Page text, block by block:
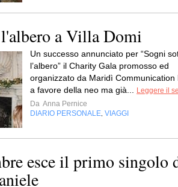
a Villa Domi
Un successo annunciato per “Sogni
l’albero” il Charity Gala promosso ed
organizzato da Maridì Communication
a favore della neo ma già...
Leggere il
Da Anna Pernice
DIARIO PERSONALE VIAGGI
esce il primo singolo